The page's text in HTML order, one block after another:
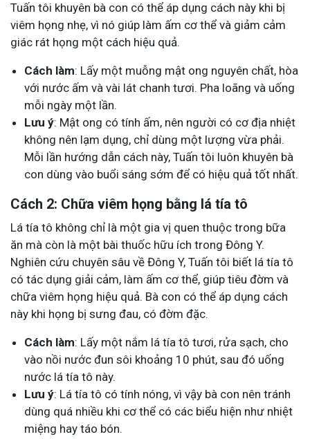
Tuấn tôi khuyên bà con có thể áp dụng cách này khi bị
viêm họng nhẹ, vì nó giúp làm ấm cơ thể và giảm cảm
giác rát họng một cách hiệu quả.
Cách làm: Lấy một muỗng mật ong nguyên chất, hòa
với nước ấm và vài lát chanh tươi. Pha loãng và uống
mỗi ngày một lần.
Lưu ý: Mật ong có tính ấm, nên người có cơ địa nhiệt
không nên lạm dụng, chỉ dùng một lượng vừa phải.
Mỗi lần hướng dẫn cách này, Tuấn tôi luôn khuyên bà
con dùng vào buổi sáng sớm để có hiệu quả tốt nhất.
Cách 2: Chữa viêm họng bằng lá tía tô
Lá tía tô không chỉ là một gia vị quen thuộc trong bữa
ăn mà còn là một bài thuốc hữu ích trong Đông Y.
Nghiên cứu chuyên sâu về Đông Y, Tuấn tôi biết lá tía tô
có tác dụng giải cảm, làm ấm cơ thể, giúp tiêu đờm và
chữa viêm họng hiệu quả. Bà con có thể áp dụng cách
này khi họng bị sưng đau, có đờm đặc.
Cách làm: Lấy một nắm lá tía tô tươi, rửa sạch, cho
vào nồi nước đun sôi khoảng 10 phút, sau đó uống
nước lá tía tô này.
Lưu ý: Lá tía tô có tính nóng, vì vậy bà con nên tránh
dùng quá nhiều khi cơ thể có các biểu hiện như nhiệt
miệng hay táo bón.